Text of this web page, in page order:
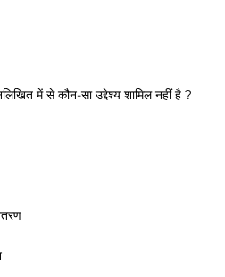
में से कौन-सा उद्देश्य शामिल नहीं है ?